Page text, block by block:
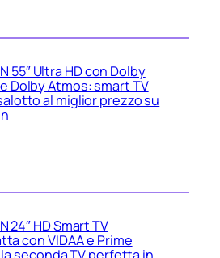
55″ Ultra HD con Dolby
Dolby Atmos: smart TV
al miglior prezzo su
24″ HD Smart TV
con VIDAA e Prime